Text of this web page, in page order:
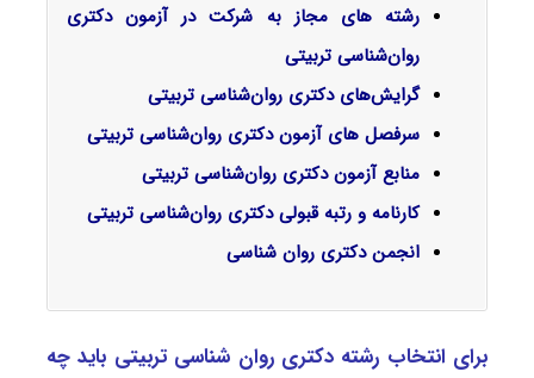
رشته های مجاز به شرکت در آزمون دکتری
روان‌شناسی تربیتی
گرایش‌های دکتری روان‌شناسی تربیتی
سرفصل‌ های آزمون دکتری روان‌شناسی تربیتی
منابع آزمون دکتری روان‌شناسی تربیتی
کارنامه و رتبه قبولی دکتری روان‌شناسی تربیتی
انجمن دکتری روان شناسی
برای انتخاب رشته دکتری روان‌ شناسی تربیتی باید چه